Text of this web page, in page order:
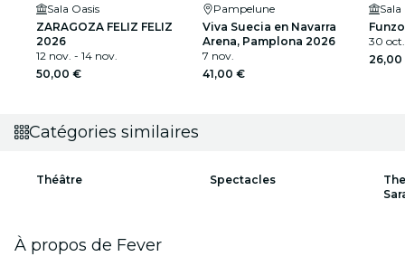
Sala Oasis
ZARAGOZA FELIZ FELIZ
2026
12 nov. - 14 nov.
50,00 €
Pampelune
Viva Suecia en Navarra
Arena, Pamplona 2026
7 nov.
41,00 €
Sala
30 oct.
26,00
Catégories similaires
Théâtre Spectacles
À propos de Fever